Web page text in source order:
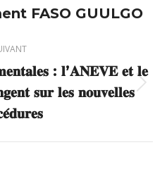
Article
:
FASO GUULGO
Article
suivant
: 𝐥’𝐀𝐍𝐄𝐕𝐄 𝐞𝐭 𝐥𝐞
𝐬𝐮𝐫 𝐥𝐞𝐬 𝐧𝐨𝐮𝐯𝐞𝐥𝐥𝐞𝐬